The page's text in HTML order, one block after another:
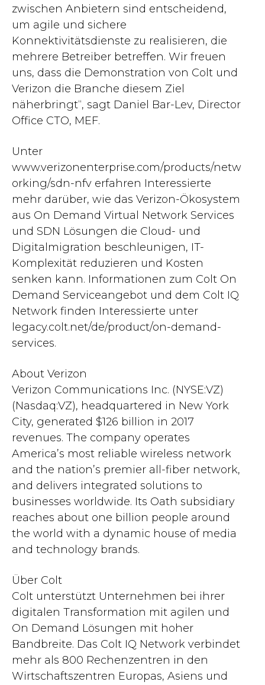
zwischen Anbietern sind entscheidend,
um agile und sichere
Konnektivitätsdienste zu realisieren, die
mehrere Betreiber betreffen. Wir freuen
uns, dass die Demonstration von Colt und
Verizon die Branche diesem Ziel
näherbringt“, sagt Daniel Bar-Lev, Director
Office CTO, MEF.
Unter
www.verizonenterprise.com/products/netw
orking/sdn-nfv erfahren Interessierte
mehr darüber, wie das Verizon-Ökosystem
aus On Demand Virtual Network Services
und SDN Lösungen die Cloud- und
Digitalmigration beschleunigen, IT-
Komplexität reduzieren und Kosten
senken kann. Informationen zum Colt On
Demand Serviceangebot und dem Colt IQ
Network finden Interessierte unter
legacy.colt.net/de/product/on-demand-
services.
About Verizon
Verizon Communications Inc. (NYSE:VZ)
(Nasdaq:VZ), headquartered in New York
City, generated $126 billion in 2017
revenues. The company operates
America’s most reliable wireless network
and the nation’s premier all-fiber network,
and delivers integrated solutions to
businesses worldwide. Its Oath subsidiary
reaches about one billion people around
the world with a dynamic house of media
and technology brands.
Über Colt
Colt unterstützt Unternehmen bei ihrer
digitalen Transformation mit agilen und
On Demand Lösungen mit hoher
Bandbreite. Das Colt IQ Network verbindet
mehr als 800 Rechenzentren in den
Wirtschaftszentren Europas, Asiens und